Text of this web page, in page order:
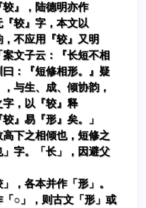
较』，陆德明亦作
『较』字，本文以
，不应用『较』又明
文子云：『长短不相
：『短修相形。』疑
与生、成、倾协韵，
字，以『较』释
』易『形』矣。」
下之相倾也，短修之
字。「长」，因避父
，各本并作「形」。
○」，则古文「形」或